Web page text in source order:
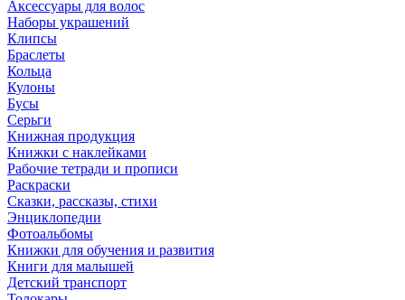
Аксессуары для волос
Наборы украшений
Клипсы
Браслеты
Кольца
Кулоны
Бусы
Серьги
Книжная продукция
Книжки с наклейками
Рабочие тетради и прописи
Раскраски
Сказки, рассказы, стихи
Энциклопедии
Фотоальбомы
Книжки для обучения и развития
Книги для малышей
Детский транспорт